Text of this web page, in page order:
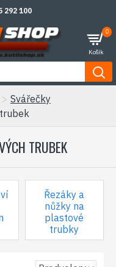
292 100
0
Svářečky
TRUBEK
Řezáky a
nůžky na
plastové
trubky